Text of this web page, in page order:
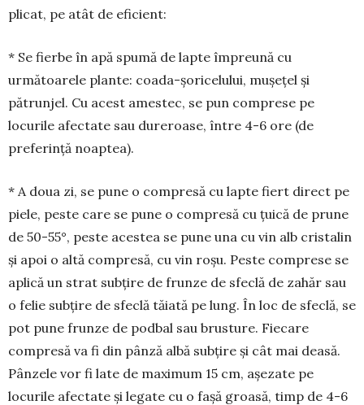
plicat, pe atât de eficient:
* Se fierbe în apă spumă de lapte împreună cu
următoarele plante: coada-șo­ri­ce­lului, mușețel și
pătrunjel. Cu acest amestec, se pun comprese pe
locurile afectate sau dureroase, între 4-6 ore (de
preferință noaptea).
* A doua zi, se pune o com­presă cu lapte fiert direct pe
pie­le, peste care se pune o compresă cu țuică de prune
de 50-55°, peste acestea se pune una cu vin alb cristalin
și apoi o altă compresă, cu vin roșu. Peste comprese se
apli­că un strat subțire de frunze de sfeclă de zahăr sau
o felie sub­țire de sfeclă tă­iată pe lung. În loc de sfeclă, se
pot pune frunze de podbal sau brus­tu­re. Fiecare
compresă va fi din pânză albă subțire și cât mai deasă.
Pânzele vor fi late de maximum 15 cm, așezate pe
locurile afec­tate și legate cu o fașă groa­să, timp de 4-6